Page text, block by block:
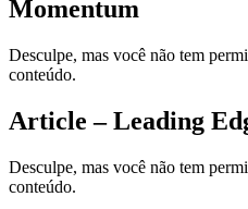
Momentum
Desculpe, mas você não tem
conteúdo.
Article – Leading
Desculpe, mas você não tem
conteúdo.